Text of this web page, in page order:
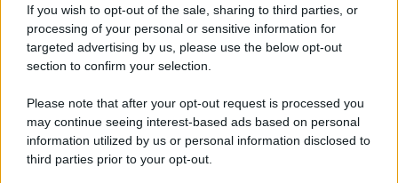
If you wish to opt-out of the sale, sharing to third parties, or
processing of your personal or sensitive information for
targeted advertising by us, please use the below opt-out
section to confirm your selection.
Please note that after your opt-out request is processed you
may continue seeing interest-based ads based on personal
information utilized by us or personal information disclosed to
third parties prior to your opt-out.
Illocaleè molto bello ed organizzaserate con
ospiti d’eccezionericche di fascino ed eleganza.